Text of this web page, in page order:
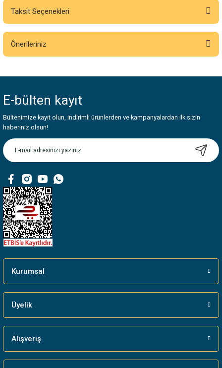
Taksit Seçenekleri
Önerileriniz
Görüş ve önerileriniz için teşekkür ederiz.
Ürün resmi kalitesiz, bozuk veya görüntülenemiyor.
Ürün açıklamasında eksik bilgiler bulunuyor.
Ürün bilgilerinde hatalar bulunuyor.
Bu ürüne benzer farklı alternatifler olmalı.
E-bülten kayıt
Bültenimize kayıt olun, indirimli ürünlerden ve kampanyalardan ilk sizin
haberiniz olsun!
Kurumsal
Üyelik
Alışveriş